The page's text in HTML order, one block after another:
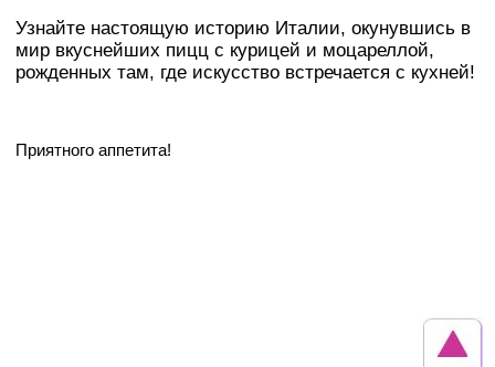
Узнайте настоящую историю Италии, окунувшись в
мир вкуснейших пицц с курицей и моцареллой,
рожденных там, где искусство встречается с кухней!
Приятного аппетита!